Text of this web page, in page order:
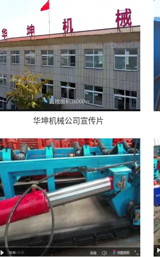
华坤机械公司宣传片